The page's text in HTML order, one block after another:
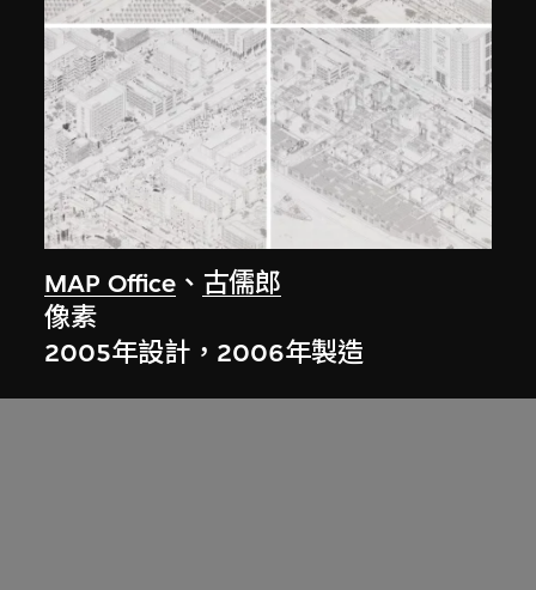
MAP Office 、 古儒郎
像素
2005年設計，2006年製造